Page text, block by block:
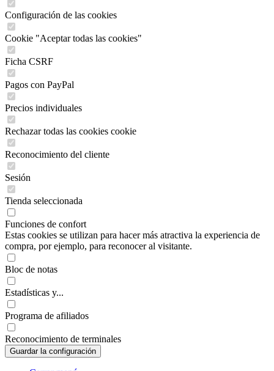
Configuración de las cookies
Cookie "Aceptar todas las cookies"
Ficha CSRF
Pagos con PayPal
Precios individuales
Rechazar todas las cookies cookie
Reconocimiento del cliente
Sesión
Tienda seleccionada
Funciones de confort
Estas cookies se utilizan para hacer más atractiva la experiencia de
compra, por ejemplo, para reconocer al visitante.
Bloc de notas
Estadísticas y...
Programa de afiliados
Reconocimiento de terminales